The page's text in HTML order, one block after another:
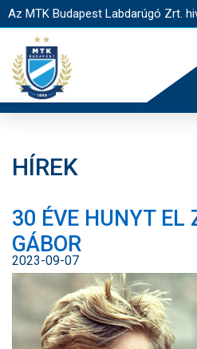
Az MTK Budapest Labdarúgó Zrt.
JEGYÉRTÉKESÍTÉS
HÍREK
HÍREK
30 ÉVE HUNYT EL
GÁBOR
2023-09-07